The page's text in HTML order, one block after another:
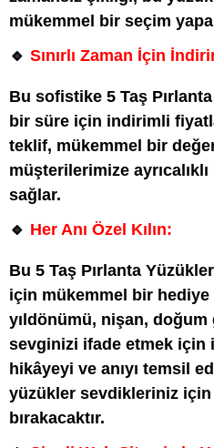
mükemmel bir seçim
🔹 Sınırlı Zaman İçin
Bu sofistike 5 Taş
bir süre için indirimli
teklif, mükemmel bir değer
müşterilerimize
sağlar.
🔹 Her Anı Özel Kılın:
Bu 5 Taş Pırlanta
için mükemmel bir
yıldönümü, nişan,
sevginizi ifade etmek için
hikâyeyi ve anıyı temsil
yüzükler sevdikleriniz için
bırakacaktır.